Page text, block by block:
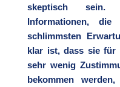
skeptisch sein.
Informationen,
schlimmsten
klar ist, dass sie für
sehr wenig
bekommen